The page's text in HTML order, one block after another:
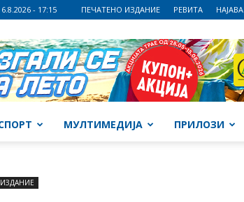
6.8.2026 - 17:15 ПЕЧАТЕНО ИЗДАНИЕ РЕВИТА НАЈАВА
МУЛТИМЕДИЈА ПРИЛОЗИ